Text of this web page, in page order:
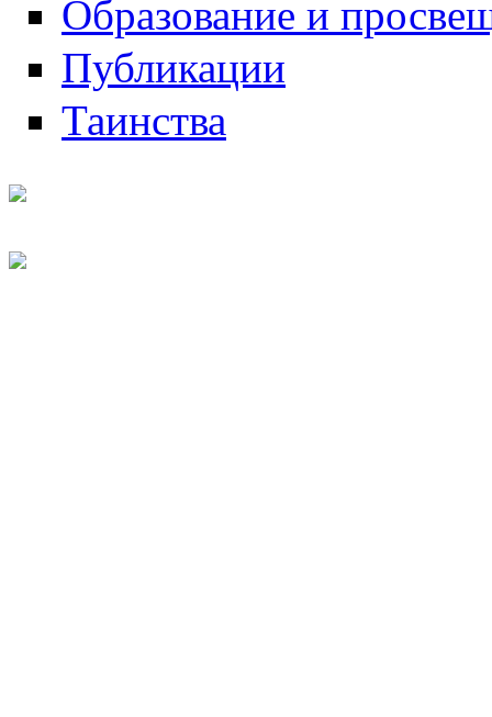
Образование и
Публикации
Таинства